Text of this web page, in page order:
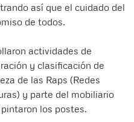
así que el cuidado del
de todos.
actividades de
y clasificación de
de las Raps (Redes
y parte del mobiliario
los postes.